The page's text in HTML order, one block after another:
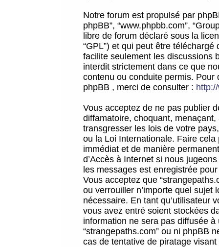
Notre forum est propulsé par
phpBB”, “www.phpbb.com”,
libre de forum déclaré sous la
“GPL”) et qui peut être téléchargé
facilite seulement les discussions
interdit strictement dans ce que
contenu ou conduite permis.
phpBB , merci de consulter :
Vous acceptez de ne pas publier
diffamatoire, choquant,
transgresser les lois de votre
ou la Loi Internationale. Faire
immédiat et de manière
d’Accès à Internet si nous
les messages est enregistrée
Vous acceptez que
ou verrouiller n’importe quel sujet
nécessaire. En tant qu’utilisateur
vous avez entré soient stockées
information ne sera pas diffusée
“strangepaths.com” ou ni phpBB
cas de tentative de piratage